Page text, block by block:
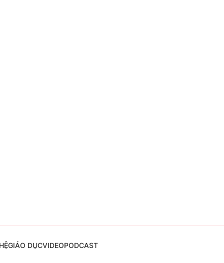
GIÁO DỤCVIDEOPODCAST